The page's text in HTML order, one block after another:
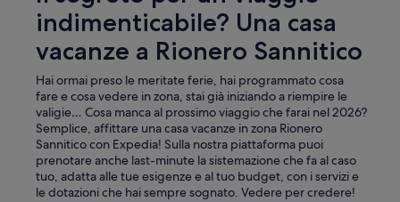
indimenticabile? Una casa
vacanze a Rionero Sannitico
Hai ormai preso le meritate ferie, hai programmato cosa
fare e cosa vedere in zona, stai già iniziando a riempire le
valigie… Cosa manca al prossimo viaggio che farai nel 2026?
Semplice, affittare una casa vacanze in zona Rionero
Sannitico con Expedia! Sulla nostra piattaforma puoi
prenotare anche last-minute la sistemazione che fa al caso
tuo, adatta alle tue esigenze e al tuo budget, con i servizi e
le dotazioni che hai sempre sognato. Vedere per credere!